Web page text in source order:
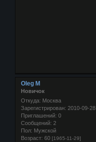
Oleg M
Новичок
Откуда: Москва
Зарегистрирован: 2010-09-28
Приглашений: 0
Сообщений: 2
Пол: Мужской
Возраст: 60 [1965-11-29]